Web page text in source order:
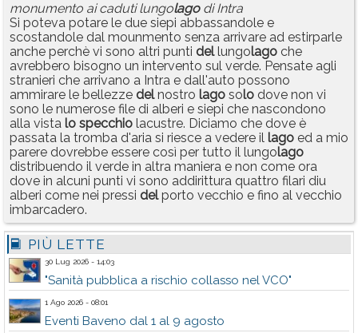
monumento ai caduti lungolagodi Intra
Si poteva potare le due siepi abbassandole e
scostandole dal mounmento senza arrivare ad estirparle
anche perchè vi sono altri punti dellungolago che
avrebbero bisogno un intervento sul verde. Pensate agli
stranieri che arrivano a Intra e dall'auto possono
ammirare le bellezze delnostro lago solo dove non vi
sono le numerose file di alberi e siepi che nascondono
alla vista lo specchio lacustre. Diciamo che dove è
passata la tromba d'aria si riesce a vedere il lago ed a mio
parere dovrebbe essere così per tutto il lungolago
distribuendo il verde in altra maniera e non come ora
dove in alcuni punti vi sono addirittura quattro filari diu
alberi come nei pressi delporto vecchio e fino al vecchio
imbarcadero.
PIÙ LETTE
30 Lug 2026 - 14:03
"Sanità pubblica a rischio collasso nel VCO"
1 Ago 2026 - 08:01
Eventi Baveno dal 1 al 9 agosto